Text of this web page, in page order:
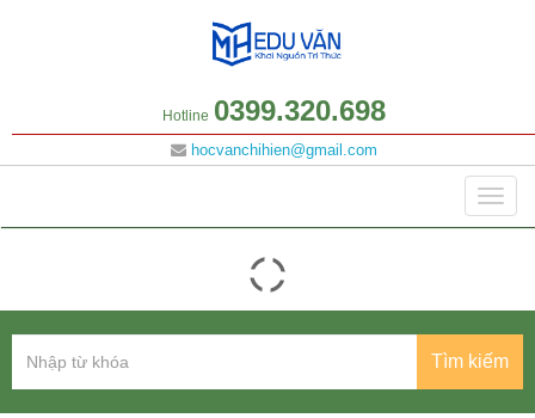
Hotline 0399.320.698
hocvanchihien@gmail.com
Tìm kiếm